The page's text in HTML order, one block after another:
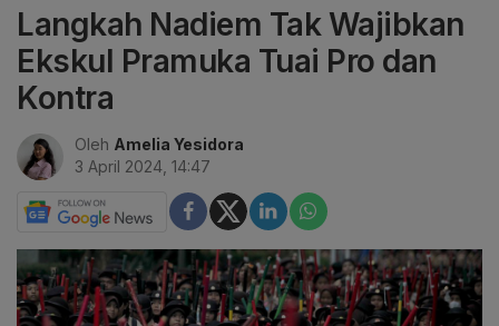
Langkah Nadiem Tak Wajibkan
Ekskul Pramuka Tuai Pro dan
Kontra
Oleh Amelia Yesidora
3 April 2024, 14:47